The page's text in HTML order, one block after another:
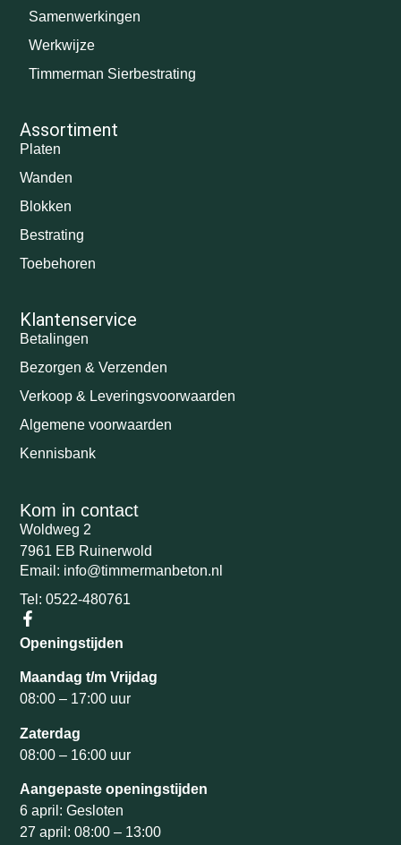
Samenwerkingen
Werkwijze
Timmerman Sierbestrating
Assortiment
Platen
Wanden
Blokken
Bestrating
Toebehoren
Klantenservice
Betalingen
Bezorgen & Verzenden
Verkoop & Leveringsvoorwaarden
Algemene voorwaarden
Kennisbank
Kom in contact
Woldweg 2
7961 EB Ruinerwold
Email: info@timmermanbeton.nl
Tel: 0522-480761
Openingstijden
Maandag t/m Vrijdag
08:00 – 17:00 uur
Zaterdag
08:00 – 16:00 uur
Aangepaste openingstijden
6 april: Gesloten
27 april: 08:00 – 13:00